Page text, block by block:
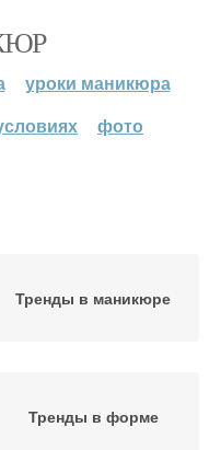
уроки маникюра
фото
Тренды в маникюре
Тренды в форме